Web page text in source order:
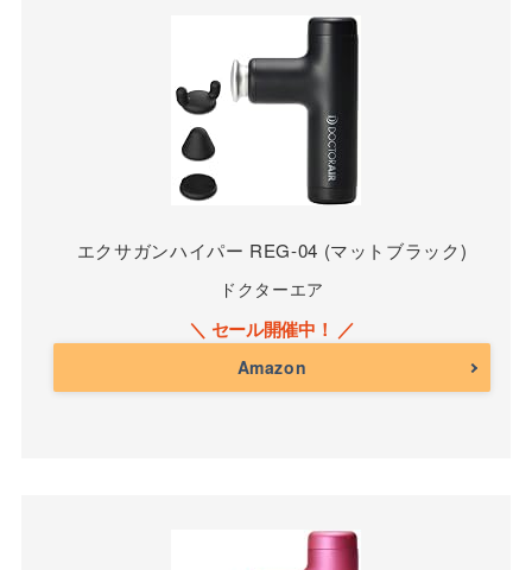
エクサガンハイパー REG-04 (マットブラック)
ドクターエア
Amazon